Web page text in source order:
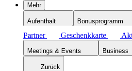
Mehr
Aufenthalt Bonusprogramm
Partner
Geschenkkarte
Meetings & Events Business
Zurück